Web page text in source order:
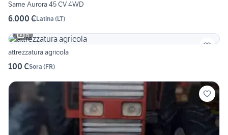
Same Aurora 45 CV 4WD
6.000 €Latina (LT)
6
attrezzatura agricola
100 €Sora (FR)